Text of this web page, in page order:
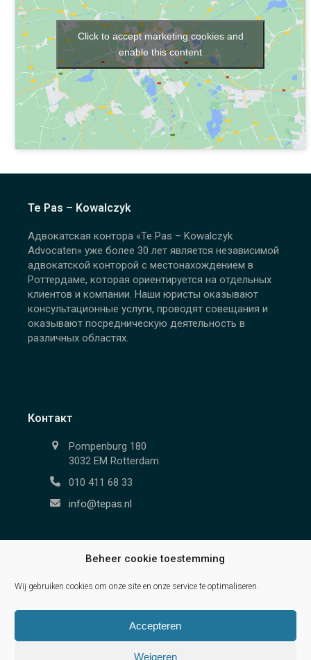
Beheer cookie toestemming
Wij gebruiken cookies om onze site en onze service te optimaliseren.
Accepteren
Weigeren
Click to accept marketing cookies and
enable this content
Te Pas – Kowalczyk
Адвокатская контора «Te Pas – Kowalczyk
Advocaten»уже более 30 лет является независимой
адвокатской конторой с местонахождением в
Роттердаме, которая ориентируется на отдельных
клиентов и компании. Наши юристы оказывают
консультационные услуги, проводят совещания и
оказывают посредническую деятельность в
различных областях.
Контакт
Pompenburg 180
3032 EM Rotterdam
010 411 68 33
info@tepas.nl
обслуживание